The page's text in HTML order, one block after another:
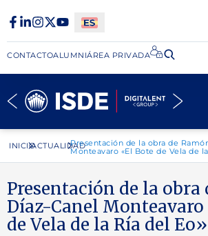
CONTACTOALUMNIÁREA PRIVADA​
INICIOACTUALIDADPresentación de la obra de
Monteavaro «El Bote de Vela de
Presentación de la obra
Díaz-Canel
de Vela de la Ría del Eo»